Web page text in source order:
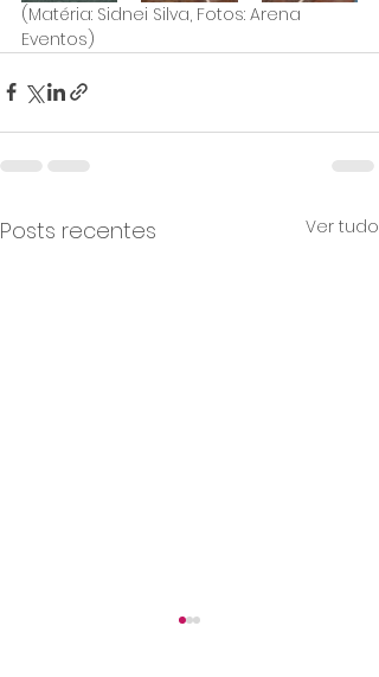
(Matéria: Sidnei Silva, Fotos: Arena
Eventos)
Posts recentes Ver tudo